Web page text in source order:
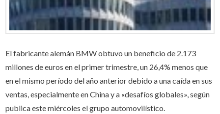
El fabricante alemán BMW obtuvo un beneficio de 2.173
millones de euros en el primer trimestre, un 26,4% menos que
en el mismo período del año anterior debido a una caída en sus
ventas, especialmente en China y a «desafíos globales», según
publica este miércoles el grupo automovilístico.